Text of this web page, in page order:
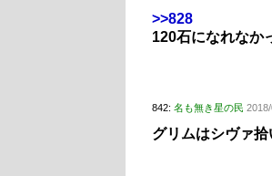
>>828
120石になれなか
842: 名も無き星の民
グリムはシヴァ